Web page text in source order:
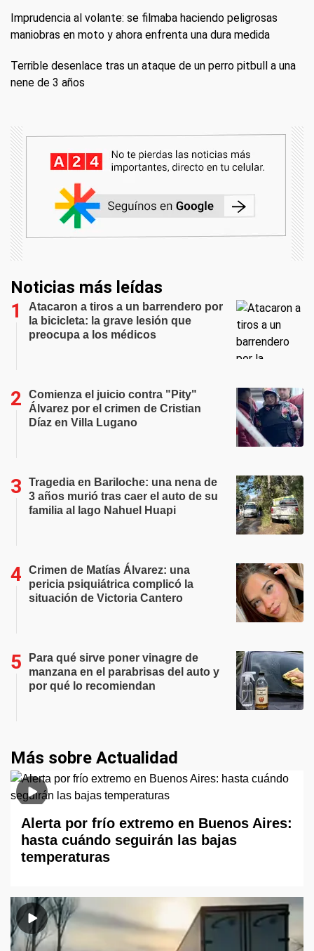
Imprudencia al volante: se filmaba haciendo peligrosas
maniobras en moto y ahora enfrenta una dura medida
Terrible desenlace tras un ataque de un perro pitbull a una
nene de 3 años
Noticias más leídas
Atacaron a tiros a un barrendero por
la bicicleta: la grave lesión que
preocupa a los médicos
Comienza el juicio contra "Pity"
Álvarez por el crimen de Cristian
Díaz en Villa Lugano
Tragedia en Bariloche: una nena de
3 años murió tras caer el auto de su
familia al lago Nahuel Huapi
Crimen de Matías Álvarez: una
pericia psiquiátrica complicó la
situación de Victoria Cantero
Para qué sirve poner vinagre de
manzana en el parabrisas del auto y
por qué lo recomiendan
Más sobre Actualidad
Alerta por frío extremo en Buenos Aires:
hasta cuándo seguirán las bajas
temperaturas